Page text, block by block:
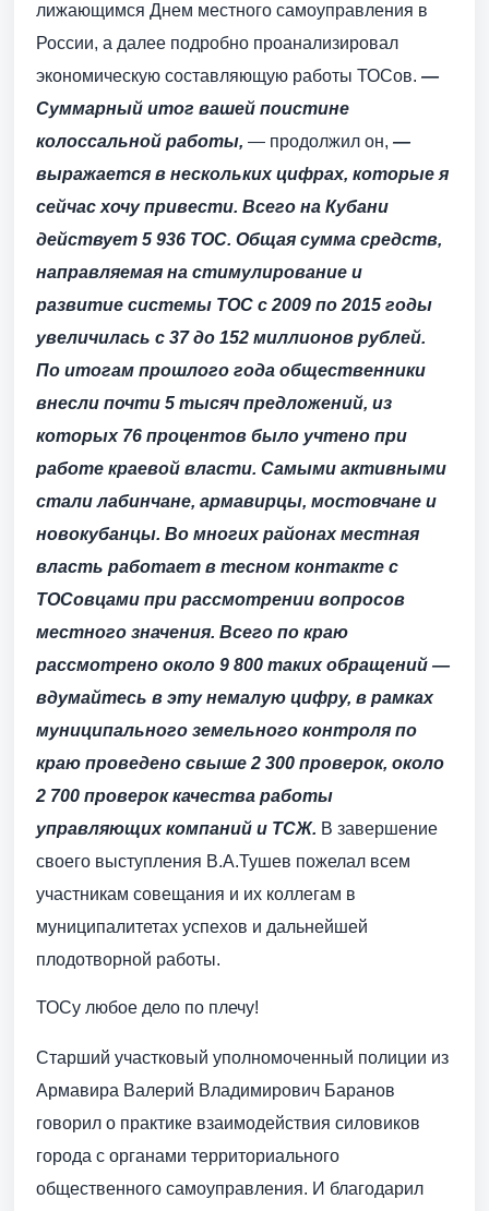
лижающимся Днем местного самоуправления в
России, а далее подробно проанализировал
экономическую составляющую работы ТОСов. —
Суммарный итог вашей поистине
колоссальной работы, — продолжил он, —
выражается в нескольких цифрах, которые я
сейчас хочу привести. Всего на Кубани
действует 5 936 ТОС. Общая сумма средств,
направляемая на стимулирование и
развитие системы ТОС с 2009 по 2015 годы
увеличилась с 37 до 152 миллионов рублей.
По итогам прошлого года общественники
внесли почти 5 тысяч предложений, из
которых 76 процентов было учтено при
работе краевой власти. Самыми активными
стали лабинчане, армавирцы, мостовчане и
новокубанцы. Во многих районах местная
власть работает в тесном контакте с
ТОСовцами при рассмот­рении вопросов
местного значения. Всего по краю
рассмотрено около 9 800 таких обращений —
вдумайтесь в эту немалую цифру, в рамках
муниципального земельного контроля по
краю проведено свыше 2 300 проверок, около
2 700 проверок качества работы
управляющих компаний и ТСЖ. В завершение
своего выступления В.А.Тушев пожелал всем
участникам совещания и их коллегам в
муниципалитетах успехов и дальнейшей
плодотворной работы.
ТОСу любое дело по плечу!
Старший участковый уполномоченный полиции из
Армавира Валерий Владимирович Баранов
говорил о практике взаимодействия силовиков
города с органами территориального
общественного самоуправления. И благодарил